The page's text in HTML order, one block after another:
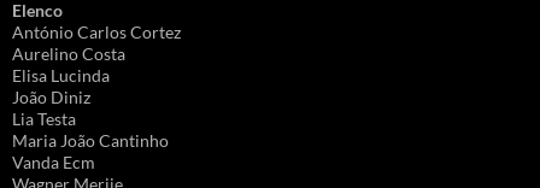
Elenco
António Carlos Cortez
Aurelino Costa
Elisa Lucinda
João Diniz
Lia Testa
Maria João Cantinho
Vanda Ecm